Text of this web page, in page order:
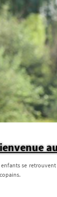
enfants se